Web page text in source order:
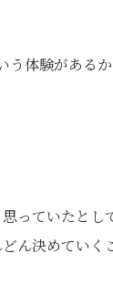
体験がある
っていたとし
ん決めていく